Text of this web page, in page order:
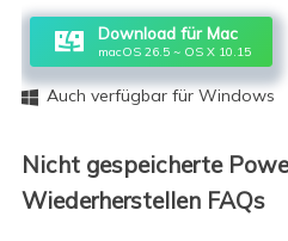
Download für Mac
macOS 26.5 ~ OS X 10.15
 Auch verfügbar für Windows
Nicht gespeicherte
Wiederherstellen FAQs